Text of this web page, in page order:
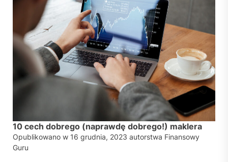
10 cech dobrego (naprawdę dobrego!) maklera
Opublikowano w 16 grudnia, 2023 autorstwa Finansowy
Guru